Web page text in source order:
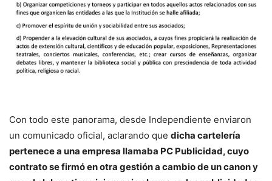
Con todo este panorama, desde Independiente enviaron
un comunicado oficial, aclarando que dicha cartelería
pertenece a una empresa llamaba PC Publicidad, cuyo
contrato se firmó en otra gestión a cambio de un canon y